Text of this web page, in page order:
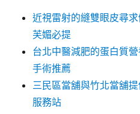
近視雷射的縫雙眼皮尋
芙媚必提
台北中醫減肥的蛋白質
手術推薦
三民區當舖與竹北當舖
服務站